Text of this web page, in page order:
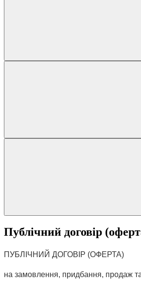
Публічний договір
ПУБЛІЧНИЙ ДОГОВІР (ОФЕРТА)
на замовлення, придбання, продаж